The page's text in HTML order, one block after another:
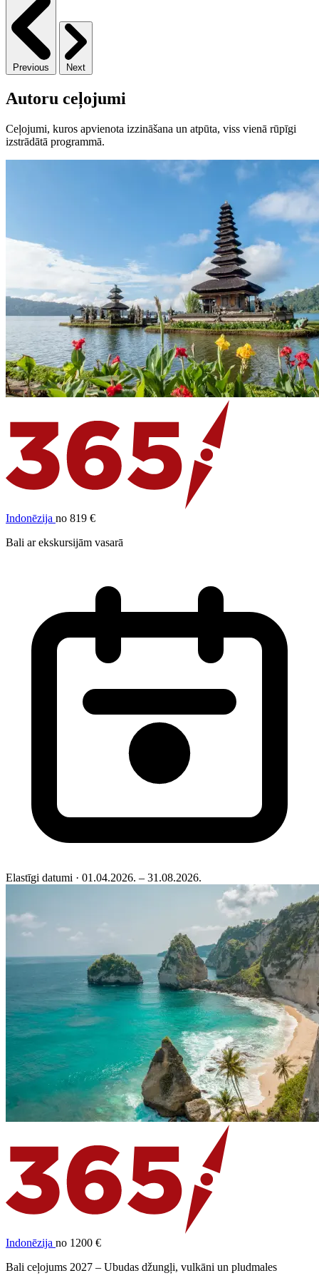
Previous Next
Autoru ceļojumi
Ceļojumi, kuros apvienota izzināšana un atpūta, viss vienā rūpīgi
izstrādātā programmā.
Indonēzija no 819 €
Bali ar ekskursijām vasarā
Elastīgi datumi · 01.04.2026. – 31.08.2026.
Indonēzija no 1200 €
Bali ceļojums 2027 – Ubudas džungļi, vulkāni un pludmales